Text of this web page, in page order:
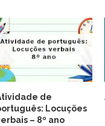
de
Locuções
– 8º ano